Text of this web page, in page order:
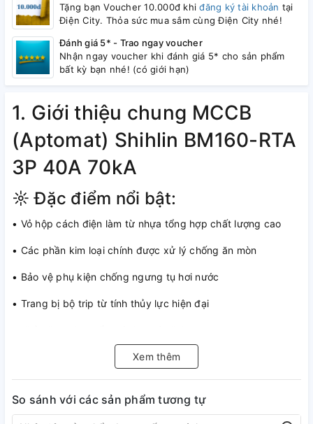
Tặng bạn Voucher 10.000đ khiđăng ký tài khoản tại
Điện City. Thỏa sức mua sắm cùng Điện City nhé!
Đánh giá 5* - Trao ngay voucher
Nhận ngay voucher khi đánh giá 5* cho sản phẩm
bất kỳ bạn nhé! (có giới hạn)
1. Giới thiệu chung MCCB
(Aptomat) Shihlin BM160-RTA
3P 40A 70kA
☼ Đặc điểm nổi bật:
• Vỏ hộp cách điện làm từ nhựa tổng hợp chất lượng cao
• Các phần kim loại chính được xử lý chống ăn mòn
• Bảo vệ phụ kiện chống ngưng tụ hơi nước
• Trang bị bộ trip từ tính thủy lực hiện đại
• Bảo vệ hiệu quả chống quá tải và ngắn mạch trong hệ
• Lắp đặt dễ dàng, kết nối nhanh chóng qua kẹp thiết bị đầu
cuối
Xem thêm
So sánh với các sản phẩm tương tự